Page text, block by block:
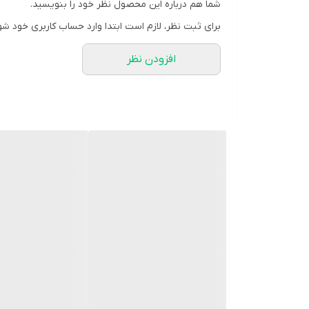
شما هم درباره این محصول نظر خود را بنویسید.
برای ثبت نظر، لازم است ابتدا وارد حساب کاربری خود
افزودن نظر